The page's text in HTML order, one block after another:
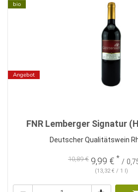
bio
Angebot
FNR Lemberger Signatur
Deutscher Qualitätswein
10,89 € 9,99 € * /
(13,32 € / 1 l)